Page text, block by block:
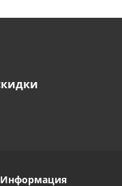
Информация